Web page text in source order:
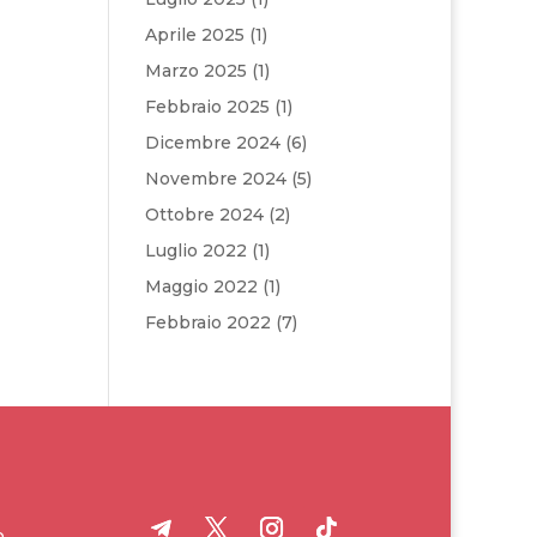
Aprile 2025 (1)
Marzo 2025 (1)
Febbraio 2025 (1)
Dicembre 2024(6)
Novembre 2024(5)
Ottobre 2024(2)
Luglio 2022 (1)
Maggio 2022 (1)
Febbraio 2022 (7)